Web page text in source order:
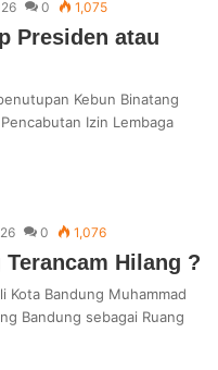
0 1,075
Presiden atau
Kebun Binatang
Izin Lembaga
0 1,076
Hilang ?
Kota Bandung Muhammad
Bandung sebagai Ruang